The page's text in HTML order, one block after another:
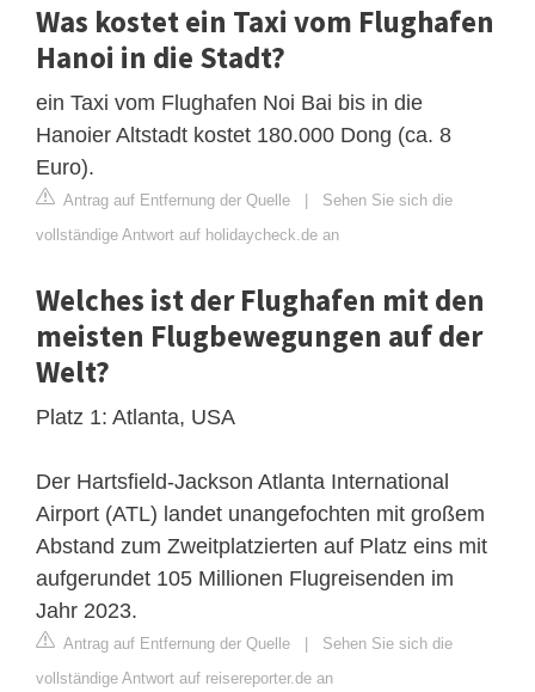
Was kostet ein Taxi vom Flughafen
Hanoi in die Stadt?
ein Taxi vom Flughafen Noi Bai bis in die
Hanoier Altstadt kostet 180.000 Dong (ca. 8
Euro).
Antrag auf Entfernung der Quelle | Sehen Sie sich die
vollständige Antwort auf holidaycheck.de an
Welches ist der Flughafen mit den
meisten Flugbewegungen auf der
Welt?
Platz 1: Atlanta, USA
Der Hartsfield-Jackson Atlanta International
Airport (ATL) landet unangefochten mit großem
Abstand zum Zweitplatzierten auf Platz eins mit
aufgerundet 105 Millionen Flugreisenden im
Jahr 2023.
Antrag auf Entfernung der Quelle | Sehen Sie sich die
vollständige Antwort auf reisereporter.de an